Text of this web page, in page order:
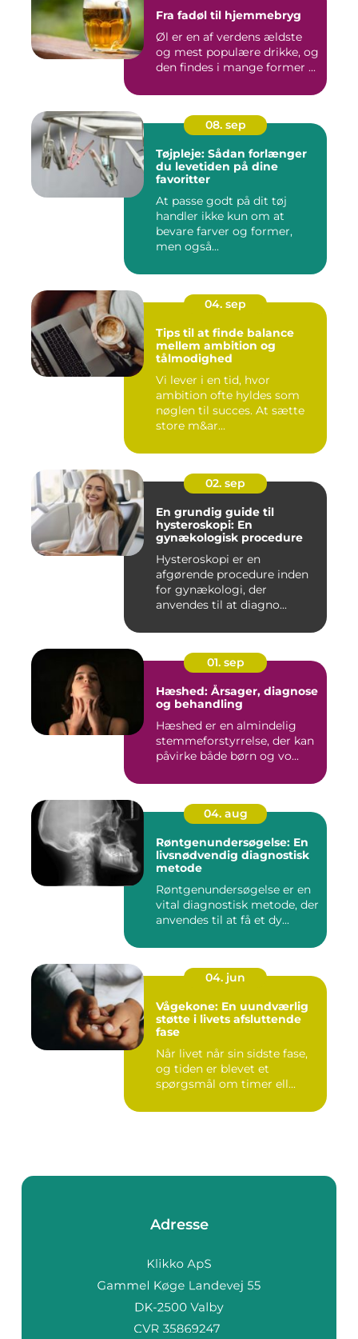
Fra fadøl til hjemmebryg
Øl er en af verdens ældste
og mest populære drikke, og
den findes i mange former ...
08. sep
Tøjpleje: Sådan forlænger
du levetiden på dine
favoritter
At passe godt på dit tøj
handler ikke kun om at
bevare farver og former,
men også...
04. sep
Tips til at finde balance
mellem ambition og
tålmodighed
Vi lever i en tid, hvor
ambition ofte hyldes som
nøglen til succes. At sætte
store m&ar...
02. sep
En grundig guide til
hysteroskopi: En
gynækologisk procedure
Hysteroskopi er en
afgørende procedure inden
for gynækologi, der
anvendes til at diagno...
01. sep
Hæshed: Årsager, diagnose
og behandling
Hæshed er en almindelig
stemmeforstyrrelse, der kan
påvirke både børn og vo...
04. aug
Røntgenundersøgelse: En
livsnødvendig diagnostisk
metode
Røntgenundersøgelse er en
vital diagnostisk metode, der
anvendes til at få et dy...
04. jun
Vågekone: En uundværlig
støtte i livets afsluttende
fase
Når livet når sin sidste fase,
og tiden er blevet et
spørgsmål om timer ell...
Adresse